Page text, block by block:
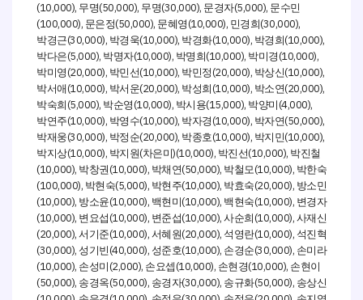
(10,000), 무명(50,000), 무명(30,000), 문경자(5,000), 문수민
(100,000), 문은정(50,000), 문혜영 (10,000), 민경희 (30,000),
박경근(30,000), 박경욱(10,000), 박경화(10,000), 박경희 (10,000),
박다은(5,000), 박명자(10,000), 박명희 (10,000), 박미경 (10,000),
박미영 (20,000), 박민선(10,000), 박민정 (20,000), 박상신(10,000),
박서애 (10,000), 박서운(20,000), 박성희 (10,000), 박소연(20,000),
박숙희 (5,000), 박순영 (10,000), 박시용(15,000), 박양미 (4,000),
박연주(10,000), 박영수(10,000), 박자경 (10,000), 박자연(50,000),
박재웅(30,000), 박정순(20,000), 박종호(10,000), 박지민(10,000),
박지상(10,000), 박지원(차은미 )(10,000), 박진선(10,000), 박진철
(10,000), 박창권 (10,000), 박채연(50,000), 박철모(10,000), 박한숙
(100,000), 박현숙(5,000), 박현주(10,000), 박효숙(20,000), 방소민
(10,000), 방소윤(10,000), 백현미 (10,000), 백현숙(10,000), 변경자
(10,000), 변요섭 (10,000), 변준섭(10,000), 사순희 (10,000), 사재신
(20,000), 서기준(10,000), 서혜원(20,000), 석영란(10,000), 석진혁
(30,000), 성기빈 (40,000), 성준호(10,000), 손경순(30,000), 손미라
(10,000), 손성미 (2,000), 손요셉 (10,000), 손현경(10,000), 손현이
(50,000), 송경옥(50,000), 송경자(30,000), 송규화(50,000), 송상신